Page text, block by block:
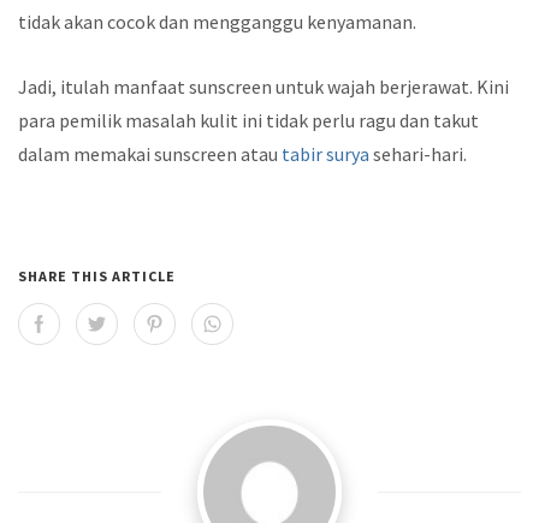
tidak akan cocok dan mengganggu kenyamanan.
Jadi, itulah manfaat sunscreen untuk wajah berjerawat. Kini
para pemilik masalah kulit ini tidak perlu ragu dan takut
dalam memakai sunscreen atau tabir surya sehari-hari.
SHARE THIS ARTICLE